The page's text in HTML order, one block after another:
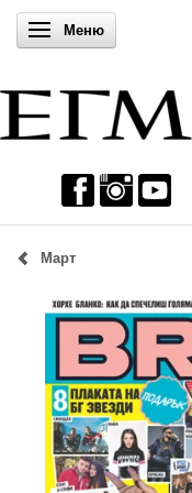
Включи навигацията
Меню
Март